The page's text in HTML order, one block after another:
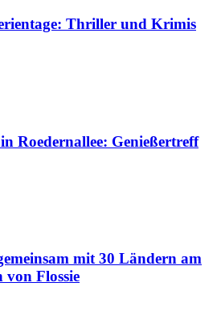
Thriller und Krimis
Roedernallee: Genießertreff
mit 30 Ländern am
Flossie